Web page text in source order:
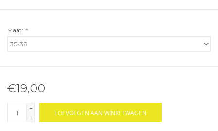
Maat: *
€19,00
+
-
TOEVOEGEN AAN WINKELWAGEN